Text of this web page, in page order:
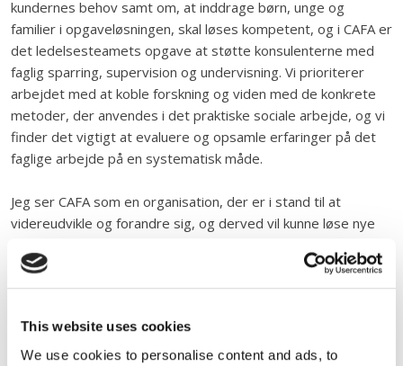
This website uses cookies
We use cookies to personalise content and ads, to
kundernes behov samt om, at inddrage børn, unge og
familier i opgaveløsningen, skal løses kompetent, og i CAFA er
det ledelsesteamets opgave at støtte konsulenterne med
faglig sparring, supervision og undervisning. Vi prioriterer
arbejdet med at koble forskning og viden med de konkrete
metoder, der anvendes i det praktiske sociale arbejde, og vi
finder det vigtigt at evaluere og opsamle erfaringer på det
faglige arbejde på en systematisk måde.
Jeg ser CAFA som en organisation, der er i stand til at
videreudvikle og forandre sig, og derved vil kunne løse nye
hvor nye udviklinger får plads og hilses velkommen – således
at vi til stadighed kan tilbyde ydelser af høj kvalitet.
Se faglig profil